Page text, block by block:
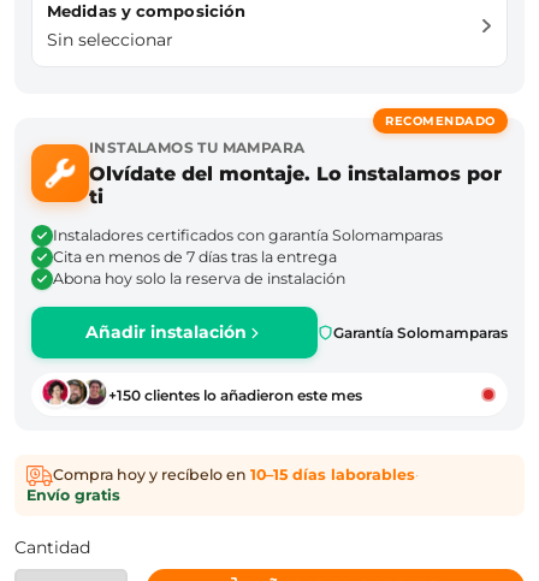
Medidas y composición
Sin seleccionar
RECOMENDADO
INSTALAMOS TU MAMPARA
Olvídate del montaje. Lo instalamos por
ti
Instaladores certificados con garantía Solomamparas
Cita en menos de 7 días tras la entrega
Abona hoy solo la reserva de instalación
Añadir instalación Garantía Solomamparas
+150 clientes lo añadieron este mes
Compra hoy y recíbelo en 10–15 días laborables·
Envío gratis
Cantidad